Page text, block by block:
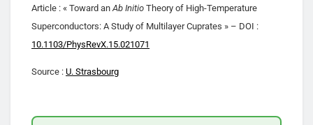
Article : « Toward an Ab Initio Theory of High-Temperature
Superconductors: A Study of Multilayer Cuprates » – DOI :
10.1103/PhysRevX.15.021071
Source : U. Strasbourg